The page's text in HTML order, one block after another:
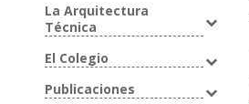
La Arquitectura
Técnica
El Colegio
Publicaciones